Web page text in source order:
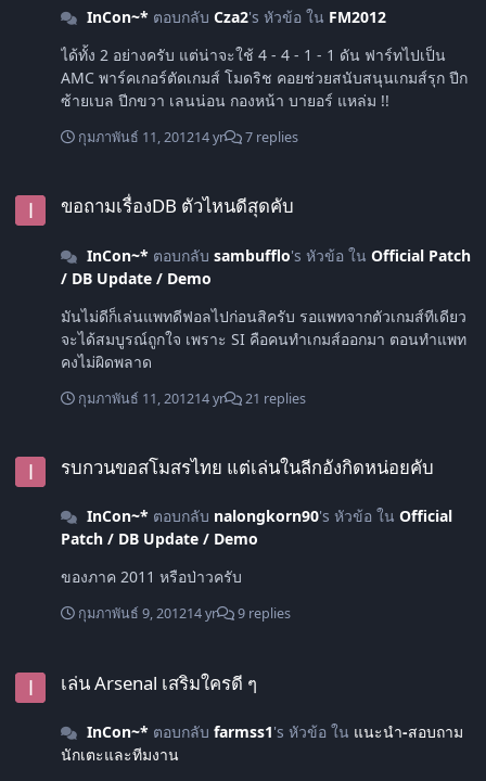
InCon~* ตอบกลับ Cza2's หัวข้อ ใน FM2012
ได้ทั้ง 2 อย่างครับ แต่น่าจะใช้ 4 - 4 - 1 - 1 ดัน ฟาร์ทไปเป็น
AMC พาร์คเกอร์ตัดเกมส์ โมดริช คอยช่วยสนับสนุนเกมส์รุก ปีก
ซ้ายเบล ปีกขวา เลนน่อน กองหน้า บายอร์ แหล่ม !!
กุมภาพันธ์ 11, 201214 yr 7 replies
ขอถามเรื่องDB ตัวไหนดีสุดคับ
InCon~* ตอบกลับ sambufflo's หัวข้อ ใน Official Patch
/ DB Update / Demo
มันไม่ดีก็เล่นแพทดีฟอลไปก่อนสิครับ รอแพทจากตัวเกมส์ทีเดียว
จะได้สมบูรณ์ถูกใจ เพราะ SI คือคนทำเกมส์ออกมา ตอนทำแพท
คงไม่ผิดพลาด
กุมภาพันธ์ 11, 201214 yr 21 replies
รบกวนขอสโมสรไทย แต่เล่นในลีกอังกิดหน่อยคับ
InCon~* ตอบกลับ nalongkorn90's หัวข้อ ใน Official
Patch / DB Update / Demo
ของภาค 2011 หรือป่าวครับ
กุมภาพันธ์ 9, 201214 yr 9 replies
เล่น Arsenal เสริมใครดี ๆ
InCon~* ตอบกลับ farmss1's หัวข้อ ใน แนะนำ-สอบถาม
นักเตะและทีมงาน